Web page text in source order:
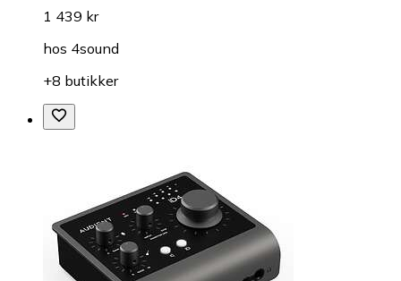
1 439 kr
hos 4sound
+8 butikker